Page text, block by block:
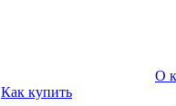
Как купить
О